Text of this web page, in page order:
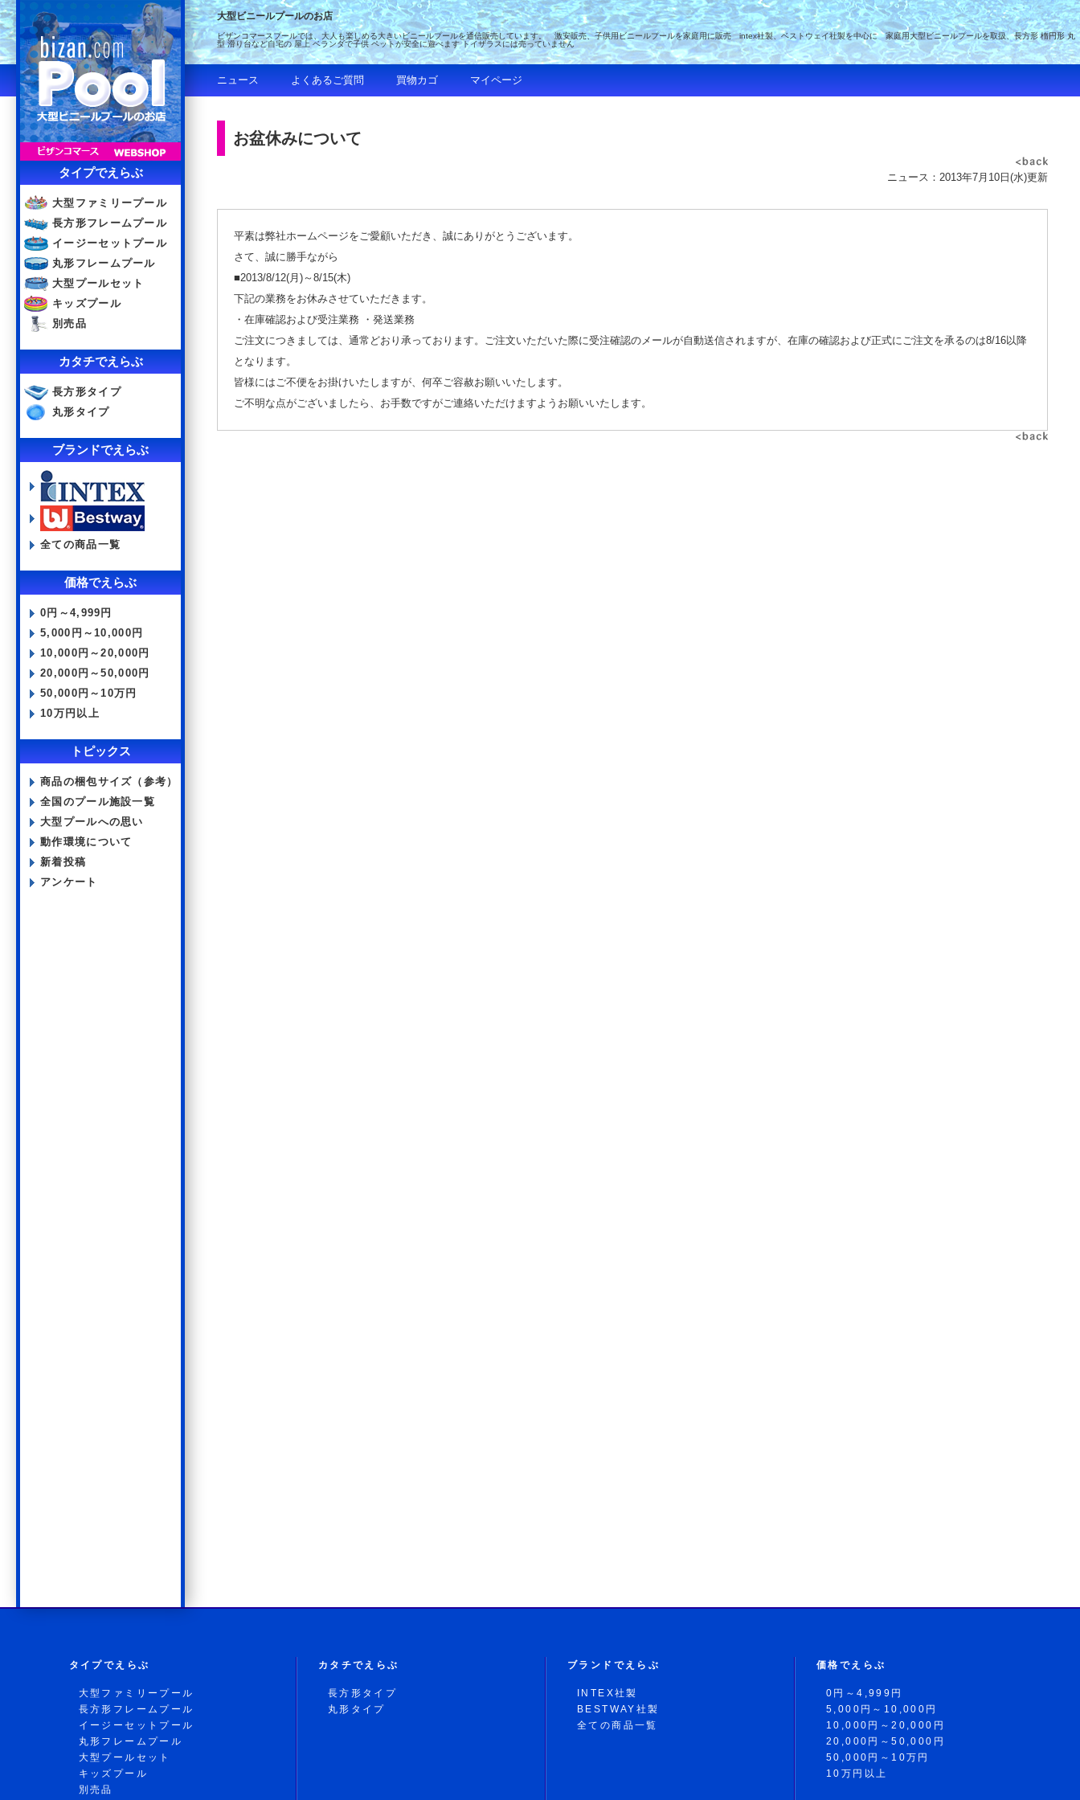
タイプでえらぶ
大型ファミリープール
長方形フレームプール
イージーセットプール
丸形フレームプール
大型プールセット
キッズプール
別売品
カタチでえらぶ
長方形タイプ
丸形タイプ
ブランドでえらぶ
全ての商品一覧
価格でえらぶ
0円～4,999円
5,000円～10,000円
10,000円～20,000円
20,000円～50,000円
50,000円～10万円
10万円以上
トピックス
商品の梱包サイズ（参考）
全国のプール施設一覧
大型プールへの思い
動作環境について
新着投稿
アンケート
大型ビニールプールのお店
ビザンコマースプールでは、大人も楽しめる大きいビニールプールを通信販売しています。 激安販売、子供用ビニールプールを家庭用に販売 intex社製、ベストウェイ社製を中心に 家庭用大型ビニールプールを取扱、長方形 楕円形 丸
型 滑り台など自宅の 屋上 ベランダで子供 ペットが安全に遊べます トイザラスには売っていません
ニュース よくあるご質問 買物カゴ マイページ
お盆休みについて
ニュース：2013年7月10日(水)更新
平素は弊社ホームページをご愛顧いただき、誠にありがとうございます。
さて、誠に勝手ながら
■2013/8/12(月)～8/15(木)
下記の業務をお休みさせていただきます。
・在庫確認および受注業務 ・発送業務
ご注文につきましては、通常どおり承っております。ご注文いただいた際に受注確認のメールが自動送信されますが、在庫の確認および正式にご注文を承るのは8/16以降
となります。
皆様にはご不便をお掛けいたしますが、何卒ご容赦お願いいたします。
ご不明な点がございましたら、お手数ですがご連絡いただけますようお願いいたします。
タイプでえらぶ
大型ファミリープール
長方形フレームプール
イージーセットプール
丸形フレームプール
大型プールセット
キッズプール
別売品
カタチでえらぶ
長方形タイプ
丸形タイプ
ブランドでえらぶ
INTEX社製
BESTWAY社製
全ての商品一覧
価格でえらぶ
0円～4,999円
5,000円～10,000円
10,000円～20,000円
20,000円～50,000円
50,000円～10万円
10万円以上